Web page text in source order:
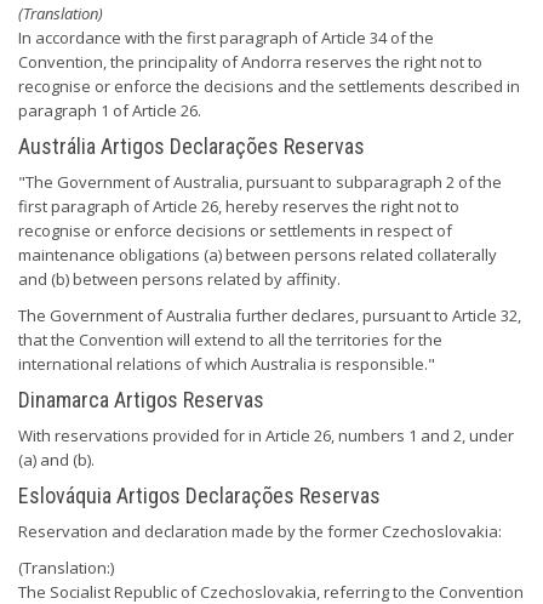
(Translation)
In accordance with the first paragraph of Article 34 of the
Convention, the principality of Andorra reserves the right not to
recognise or enforce the decisions and the settlements described in
paragraph 1 of Article 26.
Austrália Artigos Declarações Reservas
"The Government of Australia, pursuant to subparagraph 2 of the
first paragraph of Article 26, hereby reserves the right not to
recognise or enforce decisions or settlements in respect of
maintenance obligations (a) between persons related collaterally
and (b) between persons related by affinity.
The Government of Australia further declares, pursuant to Article 32,
that the Convention will extend to all the territories for the
international relations of which Australia is responsible."
Dinamarca Artigos Reservas
With reservations provided for in Article 26, numbers 1 and 2, under
(a) and (b).
Eslováquia Artigos Declarações Reservas
Reservation and declaration made by the former Czechoslovakia:
(Translation:)
The Socialist Republic of Czechoslovakia, referring to the Convention